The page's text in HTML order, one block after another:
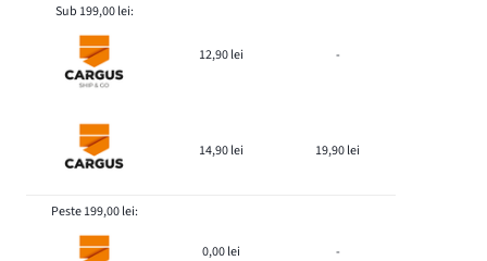
Sub 199,00 lei:
12,90 lei -
14,90 lei 19,90 lei
Peste 199,00 lei:
0,00 lei -